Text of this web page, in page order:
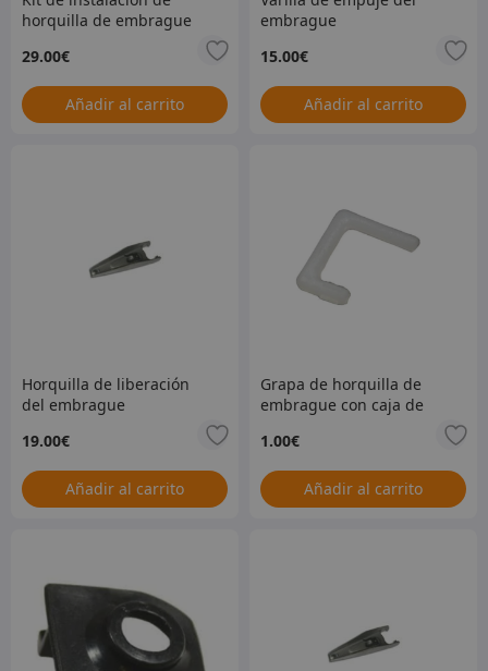
horquilla de embrague
29.00€
Añadir al carrito
embrague
15.00€
Añadir al carrito
Horquilla de liberación
del embrague
19.00€
Añadir al carrito
Grapa de horquilla de
embrague con caja de
FRC3416
1.00€
Añadir al carrito